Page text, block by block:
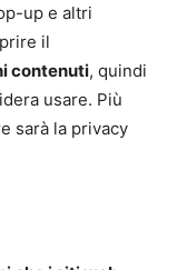
up e altri
il
contenuti, quindi
usare. Più
sarà la privacy